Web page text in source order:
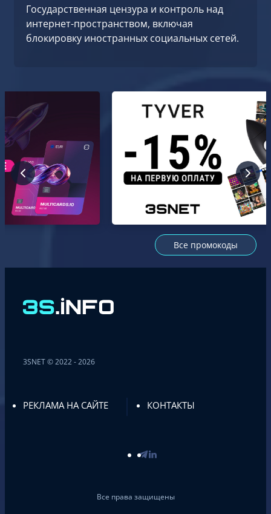
Государственная цензура и контроль над
интернет-пространством, включая
блокировку иностранных социальных сетей.
Все промокоды
3SNET © 2022 - 2026
РЕКЛАМА НА САЙТЕ КОНТАКТЫ
Все права защищены